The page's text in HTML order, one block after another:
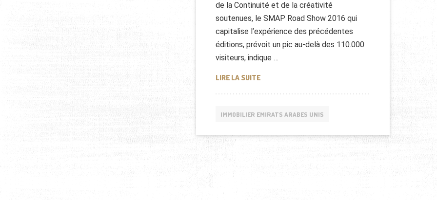
de la Continuité et de la créativité
soutenues, le SMAP Road Show 2016 qui
capitalise l’expérience des précédentes
éditions, prévoit un pic au-delà des 110.000
visiteurs, indique …
LIRE LA SUITESMAP ROAD SHOW 2016 À DUBAI
IMMOBILIER EMIRATS ARABES UNIS